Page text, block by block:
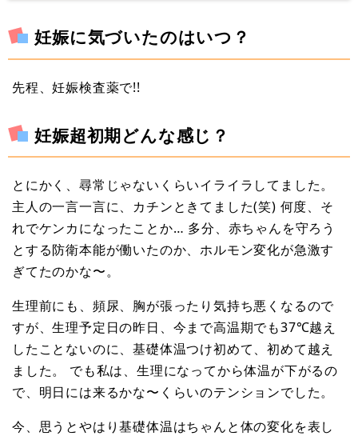
妊娠に気づいたのはいつ？
先程、妊娠検査薬で!!
妊娠超初期どんな感じ？
とにかく、尋常じゃないくらいイライラしてました。
主人の一言一言に、カチンときてました(笑) 何度、そ
れでケンカになったことか… 多分、赤ちゃんを守ろう
とする防衛本能が働いたのか、ホルモン変化が急激す
ぎてたのかな〜。
生理前にも、頻尿、胸が張ったり気持ち悪くなるので
すが、生理予定日の昨日、今まで高温期でも37℃越え
したことないのに、基礎体温つけ初めて、初めて越え
ました。 でも私は、生理になってから体温が下がるの
で、明日には来るかな〜くらいのテンションでした。
今、思うとやはり基礎体温はちゃんと体の変化を表し